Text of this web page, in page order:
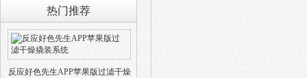
热门推荐
反应好色先生APP苹果版过滤干燥